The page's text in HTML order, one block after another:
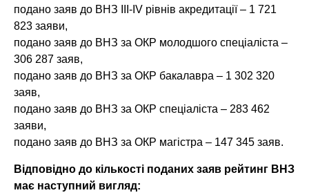
подано заяв до ВНЗ ІІІ-ІV рівнів акредитації – 1 721
823 заяви,
подано заяв до ВНЗ за ОКР молодшого спеціаліста –
306 287 заяв,
подано заяв до ВНЗ за ОКР бакалавра – 1 302 320
заяв,
подано заяв до ВНЗ за ОКР спеціаліста – 283 462
заяви,
подано заяв до ВНЗ за ОКР магістра – 147 345 заяв.
Відповідно до кількості поданих заяв рейтинг ВНЗ
має наступний вигляд: